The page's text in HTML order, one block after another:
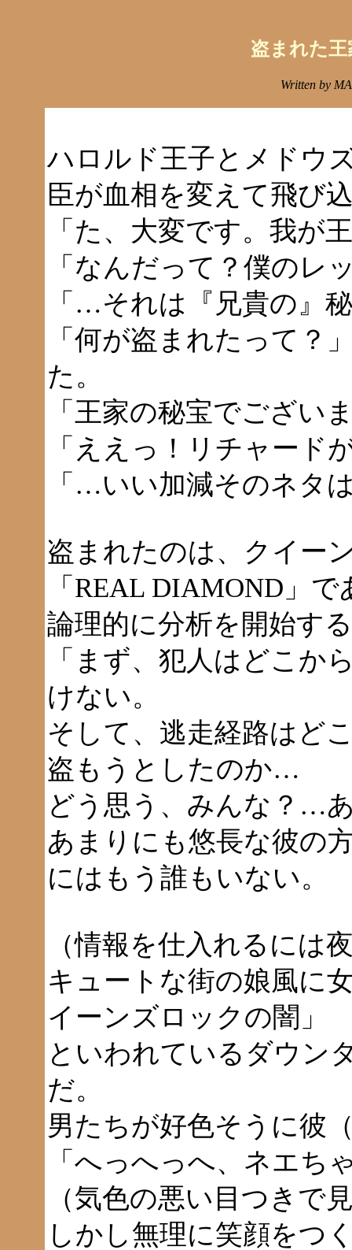
盗まれた
Written by
ハロルド王子とメドウ
臣が血相を変えて飛び
「た、大変です。我が
「なんだって？僕のレ
「…それは『兄貴の』
「何が盗まれたって？
た。
「王家の秘宝でござい
「ええっ！リチャード
「…いい加減そのネタ
盗まれたのは、クイー
「REAL DIAMOND」
論理的に分析を開始す
「まず、犯人はどこか
けない。
そして、逃走経路はど
盗もうとしたのか…
どう思う、みんな？…
あまりにも悠長な彼の
にはもう誰もいない。
（情報を仕入れるには
キュートな街の娘風に
イーンズロックの闇」
といわれているダウン
だ。
男たちが好色そうに彼
「へっへっへ、ネエち
（気色の悪い目つきで
しかし無理に笑顔をつ